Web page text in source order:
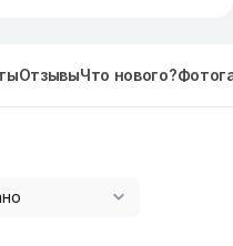
ОтзывыЧто нового?